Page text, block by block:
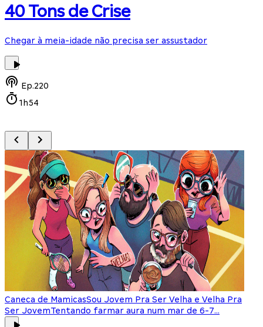
40 Tons de Crise
Chegar à meia-idade não precisa ser assustador
Ep.220
1h54
Caneca de MamicasSou Jovem Pra Ser Velha e Velha Pra
Ser JovemTentando farmar aura num mar de 6-7...